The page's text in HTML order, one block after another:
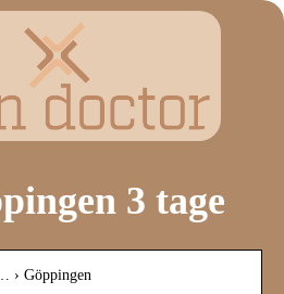
3 tage
› Göppingen